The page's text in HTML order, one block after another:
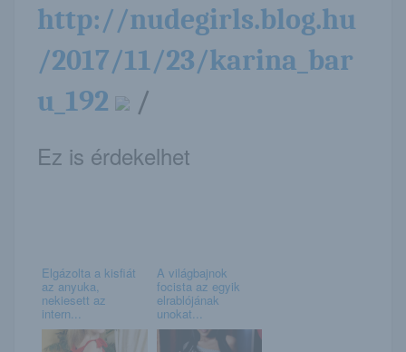
http://nudegirls.blog.hu
/2017/11/23/karina_bar
u_192
/
Ez is érdekelhet
Elgázolta a kisfiát
az anyuka,
nekiesett az
intern...
A világbajnok
focista az egyik
elrablójának
unokat...